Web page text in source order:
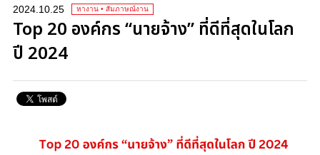
2024.10.25 หางาน • สัมภาษณ์งาน
Top 20 องค์กร “นายจ้าง” ที่ดีที่สุดในโลก
ปี 2024